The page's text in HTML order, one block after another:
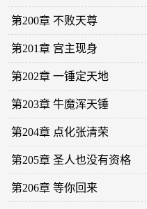
第200章 不败天尊
第201章 宫主现身
第202章 一锤定天地
第203章 牛魔浑天锤
第204章 点化张清荣
第205章 圣人也没有资格
第206章 等你回来